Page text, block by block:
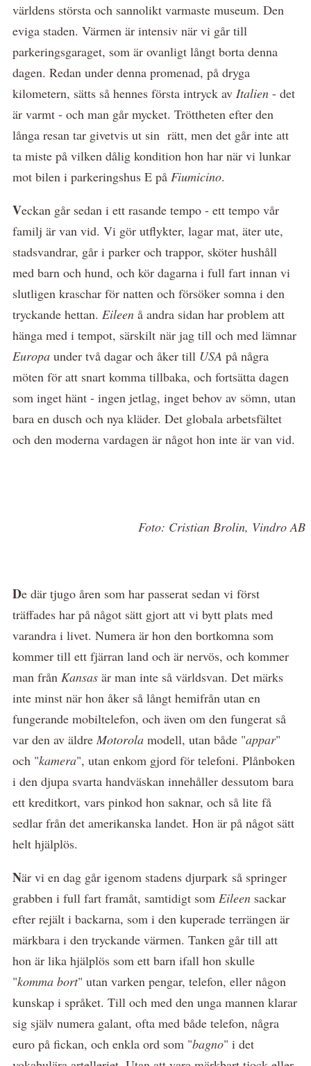
världens största och sannolikt varmaste museum. Den
eviga staden. Värmen är intensiv när vi går till
parkeringsgaraget, som är ovanligt långt borta denna
dagen. Redan under denna promenad, på dryga
kilometern, sätts så hennes första intryck av Italien - det
är varmt - och man går mycket. Tröttheten efter den
långa resan tar givetvis ut sin rätt, men det går inte att
ta miste på vilken dålig kondition hon har när vi lunkar
mot bilen i parkeringshus E på Fiumicino.
Veckan går sedan i ett rasande tempo - ett tempo vår
familj är van vid. Vi gör utflykter, lagar mat, äter ute,
stadsvandrar, går i parker och trappor, sköter hushåll
med barn och hund, och kör dagarna i full fart innan vi
slutligen kraschar för natten och försöker somna i den
tryckande hettan. Eileen å andra sidan har problem att
hänga med i tempot, särskilt när jag till och med lämnar
Europa under två dagar och åker till USA på några
möten för att snart komma tillbaka, och fortsätta dagen
som inget hänt - ingen jetlag, inget behov av sömn, utan
bara en dusch och nya kläder. Det globala arbetsfältet
och den moderna vardagen är något hon inte är van vid.
Foto: Cristian Brolin, Vindro AB
De där tjugo åren som har passerat sedan vi först
träffades har på något sätt gjort att vi bytt plats med
varandra i livet. Numera är hon den bortkomna som
kommer till ett fjärran land och är nervös, och kommer
man från Kansas är man inte så världsvan. Det märks
inte minst när hon åker så långt hemifrån utan en
fungerande mobiltelefon, och även om den fungerat så
var den av äldre Motorola modell, utan både "appar"
och "kamera", utan enkom gjord för telefoni. Plånboken
i den djupa svarta handväskan innehåller dessutom bara
ett kreditkort, vars pinkod hon saknar, och så lite få
sedlar från det amerikanska landet. Hon är på något sätt
helt hjälplös.
När vi en dag går igenom stadens djurpark så springer
grabben i full fart framåt, samtidigt som Eileen sackar
efter rejält i backarna, som i den kuperade terrängen är
märkbara i den tryckande värmen. Tanken går till att
hon är lika hjälplös som ett barn ifall hon skulle
"komma bort" utan varken pengar, telefon, eller någon
kunskap i språket. Till och med den unga mannen klarar
sig själv numera galant, ofta med både telefon, några
euro på fickan, och enkla ord som "bagno" i det